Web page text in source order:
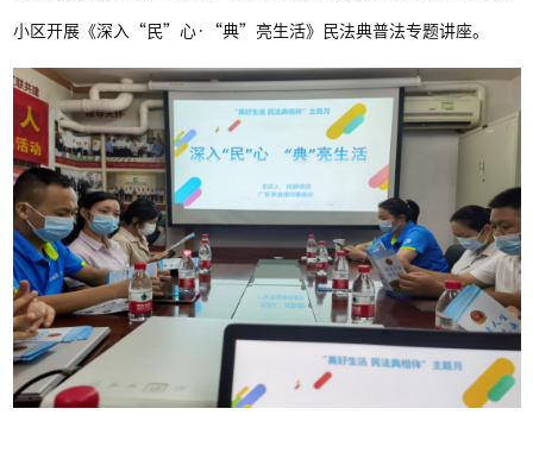
小区开展《深入“民”心·“典”亮生活》民法典普法专题讲座。